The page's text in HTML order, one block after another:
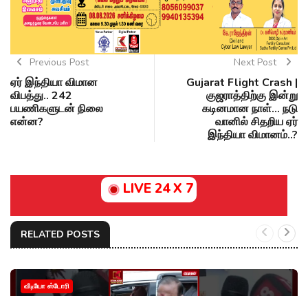
Previous Post
ஏர் இந்தியா விமான
விபத்து.. 242
பயணிகளுடன் நிலை
என்ன?
Next Post
Gujarat Flight Crash |
குஜராத்திற்கு இன்று
கடினமான நாள்... நடு
வானில் சிதறிய ஏர்
இந்தியா விமானம்..?
LIVE 24 X 7
RELATED POSTS
வீடியோ ஸ்டோரி